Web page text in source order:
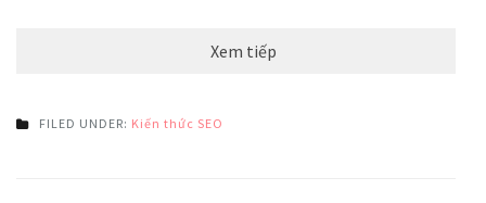
Xem tiếp
FILED UNDER: Kiến thức SEO